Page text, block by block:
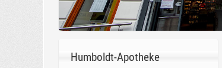
Humboldt-Apotheke